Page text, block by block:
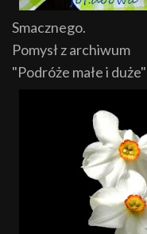
Smacznego.
Pomysł z archiwum
"Podróże małe i duże"